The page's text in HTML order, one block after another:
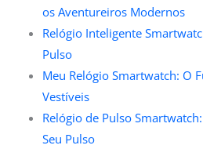
os Aventureiros Modernos
Relógio Inteligente
Pulso
Meu Relógio Smartwatch: O
Vestíveis
Relógio de Pulso
Seu Pulso